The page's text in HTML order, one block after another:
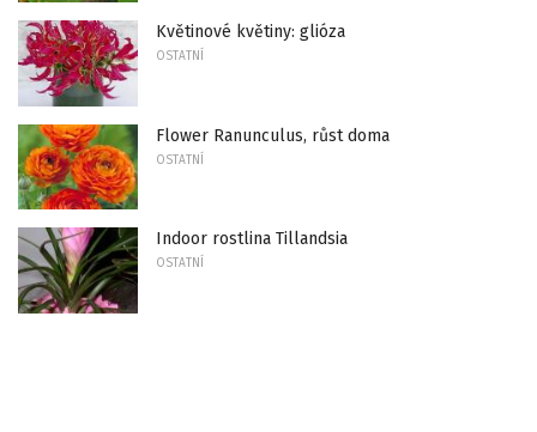
Květinové květiny: glióza
OSTATNÍ
Flower Ranunculus, růst doma
OSTATNÍ
Indoor rostlina Tillandsia
OSTATNÍ